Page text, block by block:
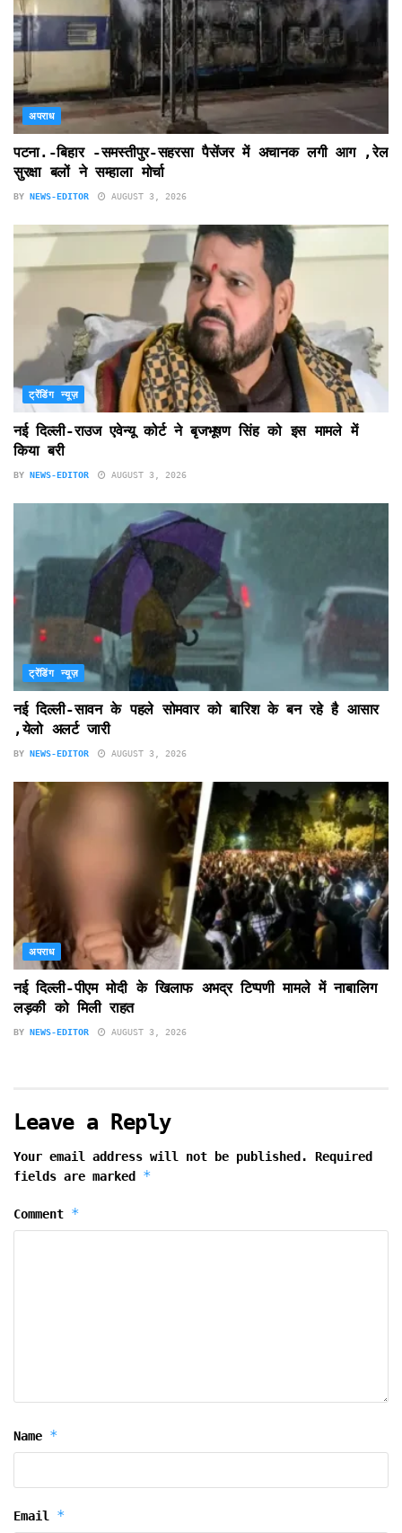
अपराध
पटना.-बिहार -समस्तीपुर-सहरसा पैसेंजर में अचानक लगी आग ,रेल
सुरक्षा बलों ने सम्हाला मोर्चा
BY NEWS-EDITOR AUGUST 3, 2026
ट्रेंडिंग न्यूज़
नई दिल्ली-राउज एवेन्यू कोर्ट ने बृजभूषण सिंह को इस मामले में
किया बरी
BY NEWS-EDITOR AUGUST 3, 2026
ट्रेंडिंग न्यूज़
नई दिल्ली-सावन के पहले सोमवार को बारिश के बन रहे है आसार
,येलो अलर्ट जारी
BY NEWS-EDITOR AUGUST 3, 2026
अपराध
नई दिल्ली-पीएम मोदी के खिलाफ अभद्र टिप्पणी मामले में नाबालिग
लड़की को मिली राहत
BY NEWS-EDITOR AUGUST 3, 2026
Leave a Reply
Your email address will not be published.
Required
fields are marked *
Comment *
Name *
Email *